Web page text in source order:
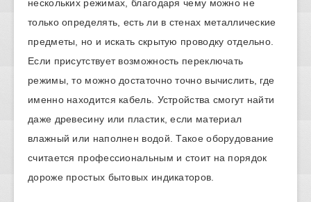
нескольких режимах, благодаря чему можно не
только определять, есть ли в стенах металлические
предметы, но и искать скрытую проводку отдельно.
Если присутствует возможность переключать
режимы, то можно достаточно точно вычислить, где
именно находится кабель. Устройства смогут найти
даже древесину или пластик, если материал
влажный или наполнен водой. Такое оборудование
считается профессиональным и стоит на порядок
дороже простых бытовых индикаторов.